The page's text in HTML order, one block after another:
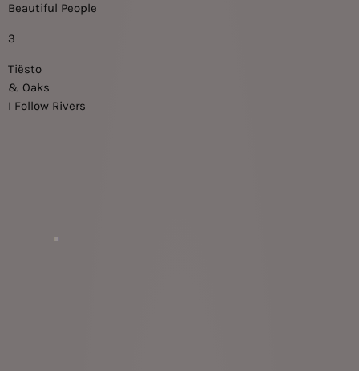
Beautiful People
3
Tiësto
& Oaks
I Follow Rivers